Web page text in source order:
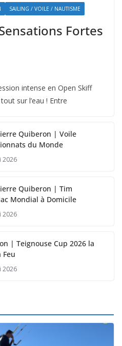
SAILING / VOILE / NAUTISME
Fortes
intense en Open Skiff
sur l’eau ! Entre
Quiberon | Voile
du Monde
2026
Quiberon | Tim
Mondial à Domicile
2026
| Teignouse Cup 2026 la
Feu
2026